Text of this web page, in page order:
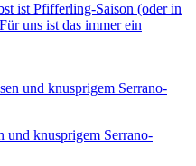
ist Pfifferling-Saison (oder in
uns ist das immer ein
und knusprigem Serrano-